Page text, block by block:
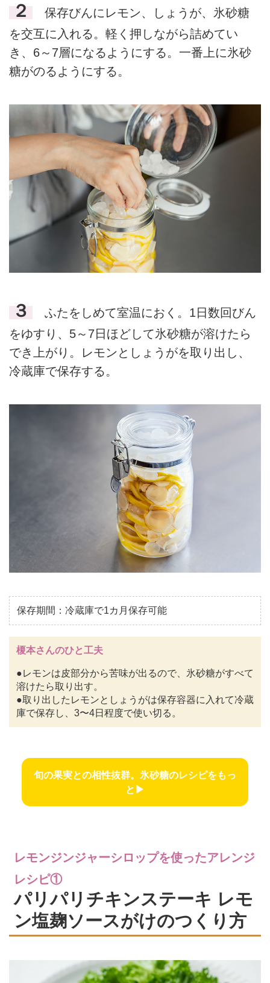
２
保存びんにレモン、しょうが、氷砂糖
を交互に入れる。軽く押しながら詰めてい
き、6～7層になるようにする。一番上に氷砂
糖がのるようにする。
３
ふたをしめて室温におく。1日数回びん
をゆすり、5～7日ほどして氷砂糖が溶けたら
でき上がり。レモンとしょうがを取り出し、
冷蔵庫で保存する。
保存期間：冷蔵庫で1カ月保存可能
榎本さんのひと工夫
●レモンは皮部分から苦味が出るので、氷砂糖がすべて
溶けたら取り出す。
●取り出したレモンとしょうがは保存容器に入れて冷蔵
庫で保存し、3〜4日程度で使い切る。
旬の果実との相性抜群。氷砂糖のレシピをもっ
と▶
レモンジンジャーシロップを使ったアレンジ
レシピ①
パリパリチキンステーキ レモ
ン塩麹ソースがけのつくり方